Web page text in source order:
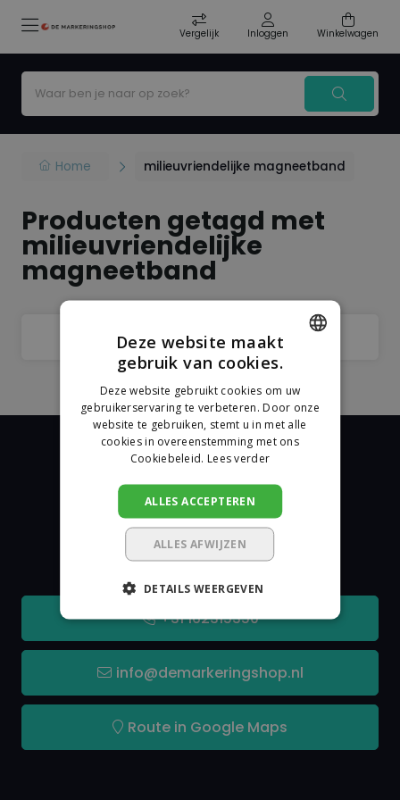
Vergelijk Inloggen Winkelwagen
Home milieuvriendelijke magneetband
Producten getagd met
milieuvriendelijke
magneetband
Filter Sorteer
De Markeringshop
+31 162315350
info@demarkeringshop.nl
Route in Google Maps
DUTCH
GERMAN
Deze website maakt
gebruik van cookies.
Deze website gebruikt cookies om uw
gebruikerservaring te verbeteren. Door onze
website te gebruiken, stemt u in met alle
cookies in overeenstemming met ons
Cookiebeleid. Lees verder
ALLES ACCEPTEREN
ALLES AFWIJZEN
DETAILS WEERGEVEN